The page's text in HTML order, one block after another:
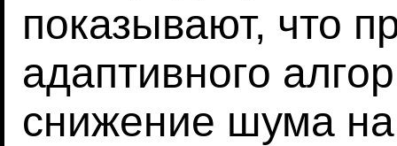
показывают, что
адаптивного
снижение шума